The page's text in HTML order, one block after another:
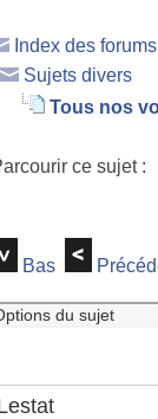
Index des
Sujets divers
Tous nos
ce sujet
Bas